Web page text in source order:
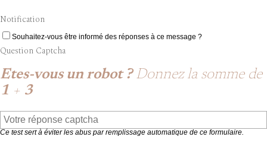
Notification
Souhaitez-vous être informé des réponses à ce message ?
Question Captcha
Etes-vous un robot ?Donnez la somme de
1 + 3
Ce test sert à éviter les abus par remplissage automatique de ce formulaire.